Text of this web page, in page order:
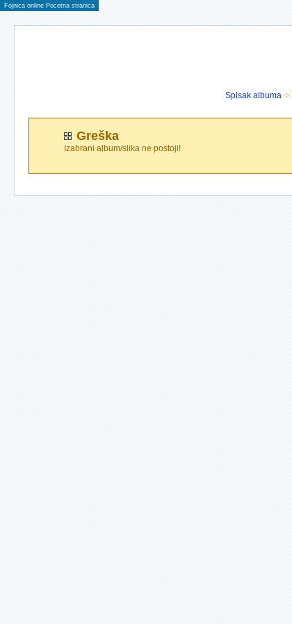
Fojnica online Pocetna stranica
Spisak albuma
Greška
Izabrani album/slika ne postoji!